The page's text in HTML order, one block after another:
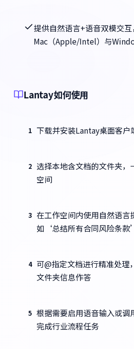
提供自然语言+语音双模交
Mac（Apple/Intel）与
Lantay如何使用
1 下载并安装Lantay桌面客户
2 选择本地含文档的文件夹，
空间
3 在工作空间内使用自然语言
如‘总结所有合同风险条款’
4 可@指定文档进行精准处理
文件夹信息作答
5 根据需要启用语音输入或
完成行业流程任务